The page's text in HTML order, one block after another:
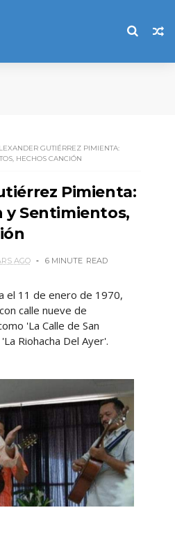
GUTIÉRREZ PIMIENTA:
HECHOS CANCIÓN
Pimienta:
y Sentimientos,
AGO 6 MINUTE READ
el 11 de enero de 1970,
calle nueve de
'La Calle de San
Riohacha Del Ayer'.